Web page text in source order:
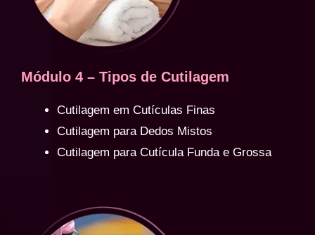
Módulo 4 – Tipos de Cutilagem
Cutilagem em Cutículas Finas
Cutilagem para Dedos Mistos
Cutilagem para Cutícula Funda e Grossa